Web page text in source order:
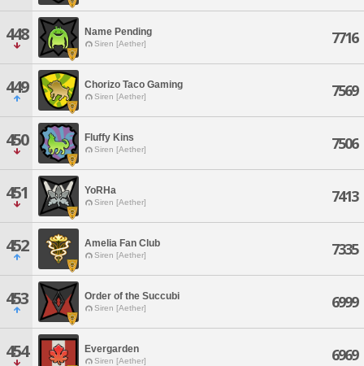
448 Name Pending
Siren [Aether] 7716
449 Chorizo Taco Gaming
Siren [Aether] 7569
450 Fluffy Kins
Siren [Aether] 7506
451 YoRHa
Siren [Aether] 7413
452 Amelia Fan Club
Siren [Aether] 7335
453 Order of the Succubi
Siren [Aether] 6999
454 Evergarden
Siren [Aether] 6969